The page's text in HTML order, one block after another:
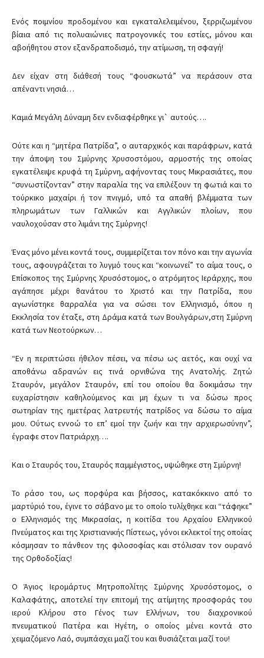
Ενός ποιμνίου προδομένου και εγκαταλελειμένου, ξερριζωμένου
βίαια από τις πολυαιώνιες πατρογονικές του εστίες, μόνου και
αβοήθητου στον εξανδραποδισμό, την ατίμωση, τη σφαγή!
Δεν είχαν στη διάθεσή τους “φουσκωτά” να περάσουν στα
απέναντι νησιά…
Καμιά Μεγάλη Δύναμη δεν ενδιαφέρθηκε γι` αυτούς….
Ούτε και η “μητέρα Πατρίδα”, ο αυταρχικός και παράφρων, κατά
την άποψη του Σμύρνης Χρυσοστόμου, αρμοστής της οποίας
εγκατέλειψε κρυφά τη Σμύρνη, αφήνοντας τους Μικρασιάτες, που
“συνωστίζονταν” στην παραλία της να επιλέξουν τη φωτιά και το
τούρκικο μαχαίρι ή τον πνιγμό, υπό τα απαθή βλέμματα των
πληρωμάτων των Γαλλικών και Αγγλικών πλοίων, που
ναυλοχούσαν στο λιμάνι της Σμύρνης!
Ένας μόνο μένει κοντά τους, συμμερίζεται τον πόνο και την αγωνία
τους, αφουγράζεται το λυγμό τους και “κοινωνεί” το αίμα τους, ο
Επίσκοπος της Σμύρνης Χρυσόστομος, ο ατρόμητος Ιεράρχης, που
αγάπησε μέχρι θανάτου το Χριστό και την Πατρίδα, που
αγωνίστηκε θαρραλέα για να σώσει τον Ελληνισμό, όπου η
Εκκλησία τον έταξε, στη Δράμα κατά των Βουλγάρων,στη Σμύρνη
κατά των Νεοτούρκων…
“Εν η περιπτώσει ήθελον πέσει, να πέσω ως αετός, και ουχί να
αποθάνω αδρανών εις τινά ορνιθώνα της Ανατολής. Ζητώ
Σταυρόν, μεγάλον Σταυρόν, επί του οποίου θα δοκιμάσω την
ευχαρίστησιν καθηλούμενος και μη έχων τι να δώσω προς
σωτηρίαν της ημετέρας λατρευτής πατρίδος να δώσω το αίμα
μου. Ούτως εννοώ το επ’ εμοί την ζωήν και την αρχιερωσύνην”,
έγραφε στον Πατριάρχη….
Και ο Σταυρός του, Σταυρός παμμέγιστος, υψώθηκε στη Σμύρνη!
Το ράσο του, ως πορφύρα και βήσσος, κατακόκκινο από το
μαρτύριό του, έγινε το σάβανο με το οποίο τυλίχθηκε και “τάφηκε”
ο Ελληνισμός της Μικρασίας, η κοιτίδα του Αρχαίου Ελληνικού
Πνεύματος και της Χριστιανικής Πίστεως, γόνοι εκλεκτοί της οποίας
κόσμησαν το πάνθεον της φιλοσοφίας και στόλισαν τον ουρανό
της Ορθοδοξίας!
Ο Άγιος Ιερομάρτυς Μητροπολίτης Σμύρνης Χρυσόστομος, ο
Καλαφάτης, αποτελεί την επιτομή της ατίμητης προσφοράς του
ιερού Κλήρου στο Γένος των Ελλήνων, του διαχρονικού
πνευματικού Πατέρα και Ηγέτη, ο οποίος μένει κοντά στο
χειμαζόμενο Λαό, συμπάσχει μαζί του και θυσιάζεται μαζί του!